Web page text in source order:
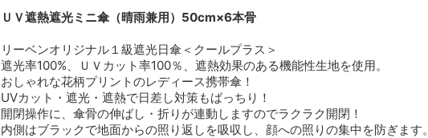
ＵＶ遮熱遮光ミニ傘（晴雨兼用）50cm×6本骨
リーベンオリジナル１級遮光日傘＜クールプラス＞
遮光率100%、ＵＶカット率100％、遮熱効果のある機能性生地を使用。
おしゃれな花柄プリントのレディース携帯傘！
UVカット・遮光・遮熱で日差し対策もばっちり！
開閉操作に、傘骨の伸ばし・折りが連動しますのでラクラク開閉！
内側はブラックで地面からの照り返しを吸収し、顔への照りの集中を防ぎます。